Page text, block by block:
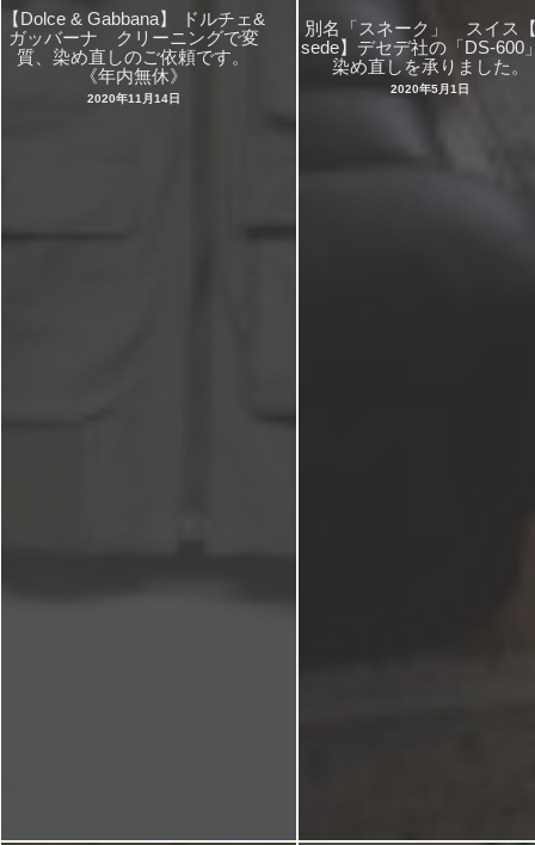
【Dolce & Gabbana】 ドルチェ&
ガッバーナ クリーニングで変
質、染め直しのご依頼です。
《年内無休》
2020年11月14日
別名「スネーク」 スイス
sede】デセデ社の「DS-600
染め直しを承りました。
2020年5月1日